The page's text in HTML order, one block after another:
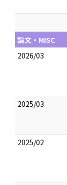
論文・MISC
2026/03
2025/03
2025/02